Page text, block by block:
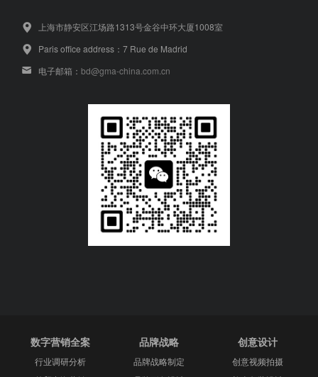
上海市静安区江场路1313号金谷中环大厦1008室
Paris office address：7 Rue de Madrid
电子邮箱： bd@gma-china.com.cn
数字营销全案
行业调研分析
品牌战略
品牌战略制定
创意设计
创意视频拍摄